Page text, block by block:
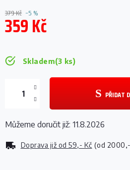
379 Kč –5 %
359 Kč
Skladem(3 ks)
Doprava již od 59,- Kč (od
PŘIDAT
Můžeme doručit již: 11.8.2026